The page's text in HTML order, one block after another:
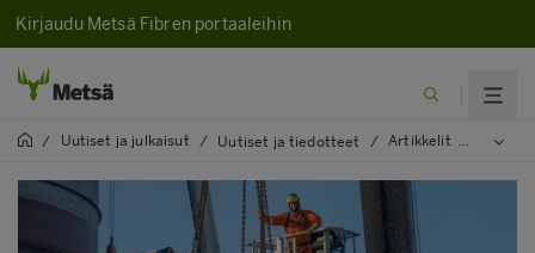
Kirjaudu Metsä Fibren portaaleihin
/ Uutiset ja julkaisut / Uutiset ja tiedotteet / Artikkelit / 2022